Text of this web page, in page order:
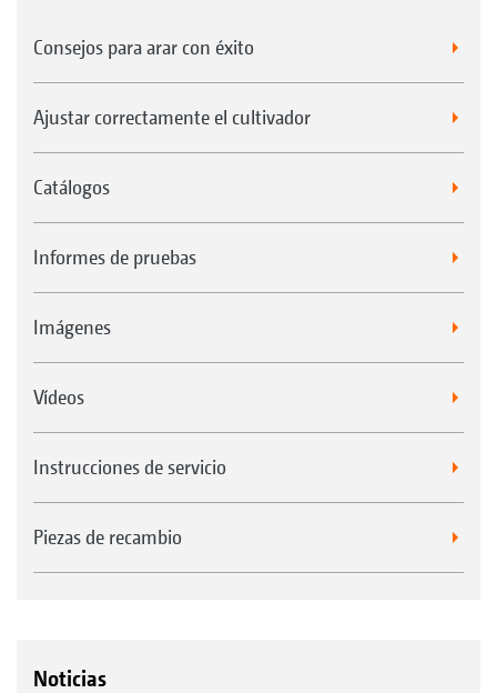
Consejos para arar con éxito
Ajustar correctamente el cultivador
Catálogos
Informes de pruebas
Imágenes
Vídeos
Instrucciones de servicio
Piezas de recambio
Noticias